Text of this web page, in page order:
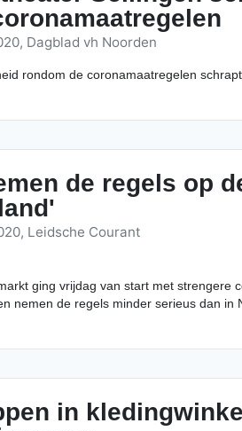
Dagblad vh Noorden
rondom de coronamaatregelen
de regels op
Leidsche Courant
ging vrijdag van start met
nemen de regels minder serieus dan in
in